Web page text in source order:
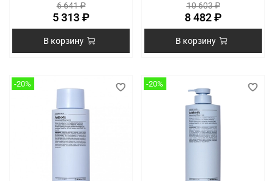
6 641 ₽
5 313 ₽
В корзину
10 603 ₽
8 482 ₽
В корзину
-20% -20%